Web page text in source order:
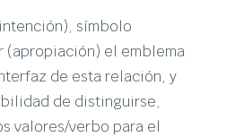
símbolo
(apropiación) el emblema
de esta relación, y
de distinguirse,
valores/verbo para el